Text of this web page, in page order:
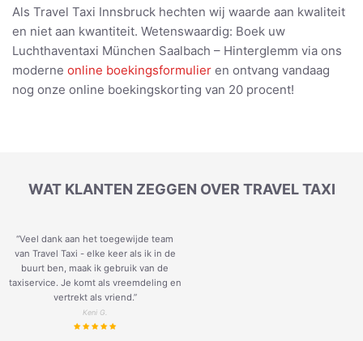
Als Travel Taxi Innsbruck hechten wij waarde aan kwaliteit
en niet aan kwantiteit. Wetenswaardig: Boek uw
Luchthaventaxi München Saalbach – Hinterglemm via ons
moderne online boekingsformulier en ontvang vandaag
nog onze online boekingskorting van 20 procent!
WAT KLANTEN ZEGGEN OVER TRAVEL TAXI
“Veel dank aan het toegewijde team
van Travel Taxi - elke keer als ik in de
buurt ben, maak ik gebruik van de
taxiservice. Je komt als vreemdeling en
vertrekt als vriend.”
Keni G.